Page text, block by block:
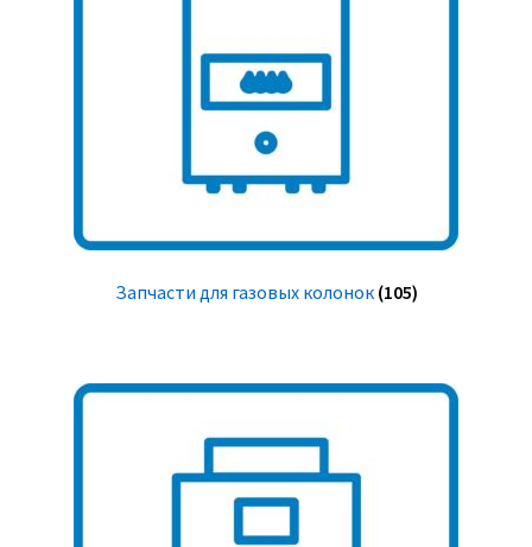
Запчасти для газовых колонок (105)